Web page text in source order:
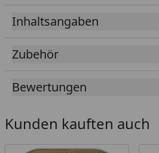
verdaulichem Putenfleisch –
Leber - bieten Katzen einen
ausgewachsene Katze mit allen
Nährstoffen.
Gewicht in kg g pro Tag
3 kg 200 g
Inhaltsangaben
Zubehör
Bewertungen
Kunden kauften auch